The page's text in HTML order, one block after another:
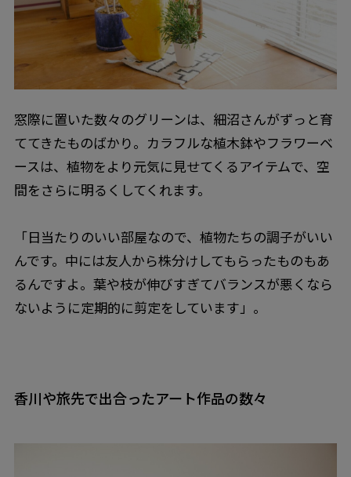
窓際に置いた数々のグリーンは、細沼さんがずっと育
ててきたものばかり。カラフルな植木鉢やフラワーベ
ースは、植物をより元気に見せてくるアイテムで、空
間をさらに明るくしてくれます。
「日当たりのいい部屋なので、植物たちの調子がいい
んです。中には友人から株分けしてもらったものもあ
るんですよ。葉や枝が伸びすぎてバランスが悪くなら
ないように定期的に剪定をしています」。
香川や旅先で出合ったアート作品の数々